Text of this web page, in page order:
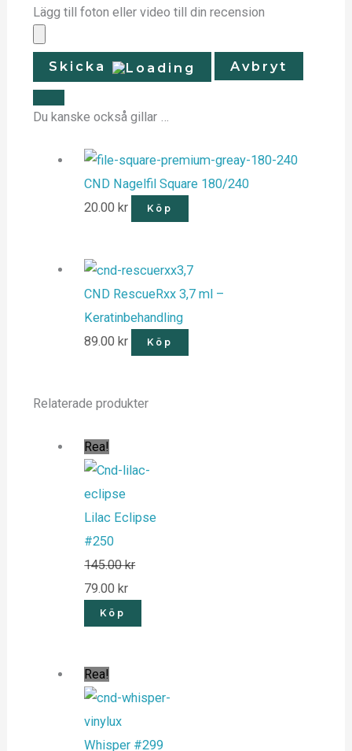
Lägg till foton eller video till din recension
Skicka Avbryt
Du kanske också gillar …
CND Nagelfil Square 180/240
20.00 kr Köp
CND RescueRxx 3,7 ml –
Keratinbehandling
89.00kr Köp
Relaterade produkter
Rea!
Lilac Eclipse
#250
145.00kr
79.00kr
Köp
Rea!
Whisper #299